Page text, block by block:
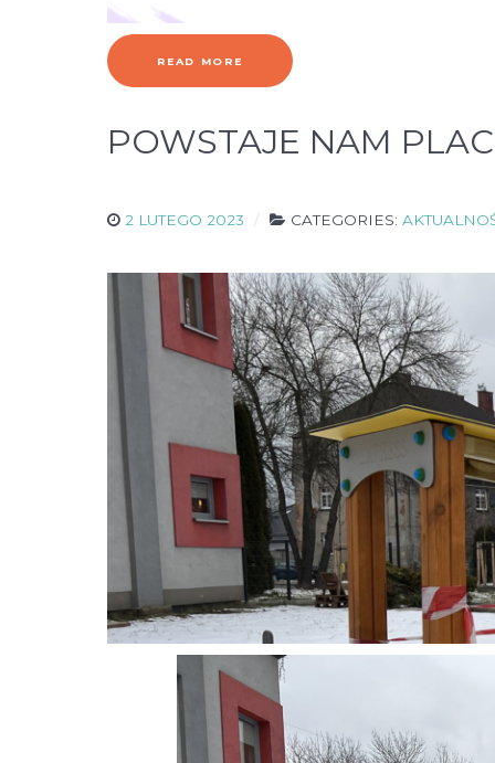
READ MORE
POWSTAJE NAM
2 LUTEGO 2023 CATEGORIES: